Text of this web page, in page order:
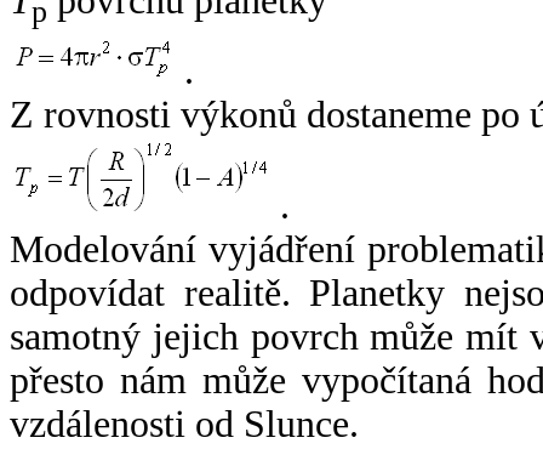
p
.
Z rovnosti výkonů dostaneme po
.
Modelování vyjádření
odpovídat realitě. Planetky
samotný jejich povrch může mít
přesto nám může vypočítaná
vzdálenosti od Slunce.